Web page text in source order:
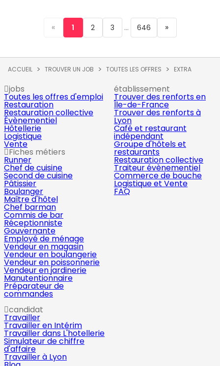
« 1 2 3 ... 646 »
ACCUEIL TROUVER UN JOB TOUTES LES OFFRES EXTRA
jobs
Toutes les offres d'emploi
Restauration
Restauration collective
Évènementiel
Hôtellerie
Logistique
Vente
Fiches métiers
Runner
Chef de cuisine
Second de cuisine
Pâtissier
Boulanger
Maître d'hôtel
Chef barman
Commis de bar
Réceptionniste
Gouvernante
Employé de ménage
Vendeur en magasin
Vendeur en boulangerie
Vendeur en poissonnerie
Vendeur en jardinerie
Manutentionnaire
Préparateur de
commandes
établissement
Trouver des renforts en
Île-de-France
Trouver des renforts à
Lyon
Café et restaurant
indépendant
Groupe d'hôtels et
restaurants
Restauration collective
Traiteur évènementiel
Commerce de bouche
Logistique et Vente
FAQ
candidat
Travailler
Travailler en Intérim
Travailler dans L'hotellerie
Simulateur de chiffre
d'affaire
Travailler à Lyon